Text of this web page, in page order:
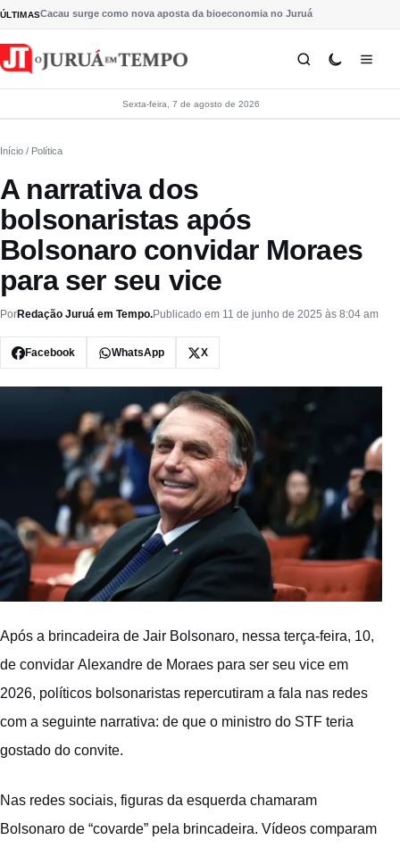
Pular para o conteúdo
ÚLTIMASCacau surge como nova aposta da bioeconomia no Juruá
Sexta-feira, 7 de agosto de 2026
Início / Política
A narrativa dos
bolsonaristas após
Bolsonaro convidar Moraes
para ser seu vice
PorRedação Juruá em Tempo.Publicado em 11 de junho de 2025 às 8:04 am
Facebook WhatsApp X
Após a brincadeira de Jair Bolsonaro, nessa terça-feira, 10,
de convidar Alexandre de Moraes para ser seu vice em
2026, políticos bolsonaristas repercutiram a fala nas redes
com a seguinte narrativa: de que o ministro do STF teria
gostado do convite.
Nas redes sociais, figuras da esquerda chamaram
Bolsonaro de “covarde” pela brincadeira. Vídeos comparam